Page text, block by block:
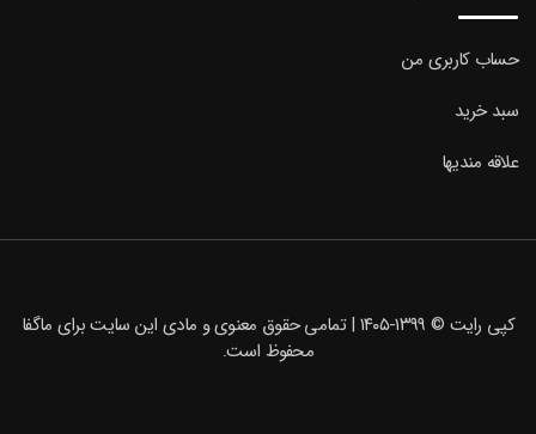
حساب کاربری من
سبد خرید
علاقه مندیها
کپی رایت © ۱۳۹۹-۱۴۰۵ | تمامی حقوق معنوی و مادی این سایت برای
ماگفا
محفوظ است.